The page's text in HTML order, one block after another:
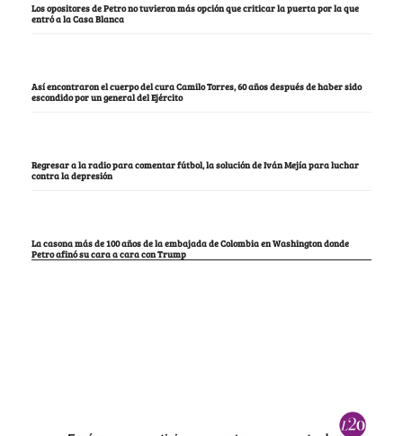
Los opositores de Petro no tuvieron más opción que criticar la puerta por la que
entró a la Casa Blanca
Así encontraron el cuerpo del cura Camilo Torres, 60 años después de haber sido
escondido por un general del Ejército
Regresar a la radio para comentar fútbol, la solución de Iván Mejía para luchar
contra la depresión
La casona más de 100 años de la embajada de Colombia en Washington donde
Petro afinó su cara a cara con Trump